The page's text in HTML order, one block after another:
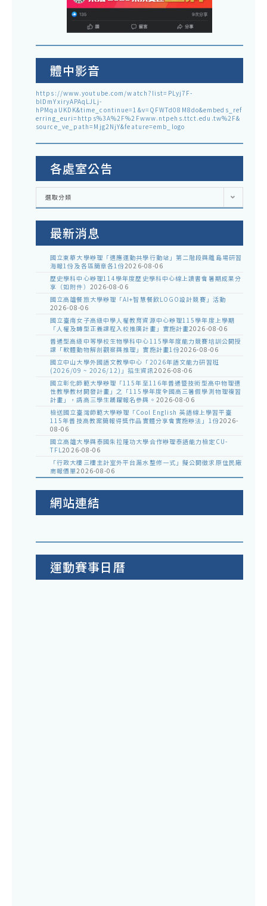
體中影音
https://www.youtube.com/watch?list=PLyj7F-
blDmYxiryAPAqLJLj-
hPMqaUKDK&time_continue=1&v=QFWTd08M8do&embeds_ref
erring_euri=https%3A%2F%2Fwww.ntpehs.ttct.edu.tw%2F&
source_ve_path=Mjg2NjY&feature=emb_logo
各處室公告
各
室
選取分類
最新消息
國立東華大學辦理「適應運動共學行動站」第二階段與離島場研習
海報1份及各區簡章各1份2026-08-06
歷史學科中心辦理114學年度歷史學科中心線上讀書會暑期成果分
享（如附件） 2026-08-06
國立高雄餐旅大學辦理「AI+智慧餐飲LOGO設計競賽」活動
2026-08-06
國立臺南女子高級中學人權教育資源中心辦理115學年度上學期
「人權及轉型正義課程入校推廣計畫」實施計畫2026-08-06
普通型高級中等學校生物學科中心115學年度能力競賽培訓公開授
課「軟體動物解剖觀察與推理」實施計畫1份2026-08-06
國立中山大學外國語文教學中心「2026年語文能力研習班
(2026/09 ~ 2026/12)」招生資訊2026-08-06
國立彰化師範大學辦理「115年至116年普通暨技術型高中物理適
性教學教材開發計畫」之「115學年度全國高三暑假學測物理複習
計畫」，請高三學生踴躍報名參與。 2026-08-06
檢送國立臺灣師範大學辦理「Cool English 英語線上學習平臺
115年普技高教案簡報得獎作品實體分享會實施辦法」1份2026-
08-06
國立高雄大學與泰國朱拉隆功大學合作辦理泰語能力檢定CU-
TFL2026-08-06
「行政大樓三樓主計室外平台漏水整修一式」擬公開徵求原住民廠
商報價單2026-08-06
網站連結
運動賽事日曆